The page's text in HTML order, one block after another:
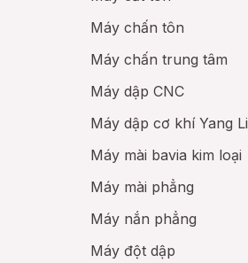
Máy chấn tôn
Máy chấn trung tâm
Máy dập CNC
Máy dập cơ khí Yang Li
Máy mài bavia kim loại
Máy mài phẳng
Máy nắn phẳng
Máy đột dập